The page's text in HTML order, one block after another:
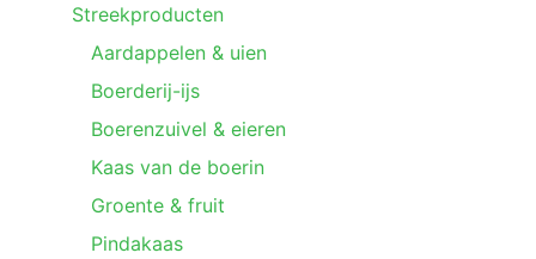
Streekproducten
Aardappelen & uien
Boerderij-ijs
Boerenzuivel & eieren
Kaas van de boerin
Groente & fruit
Pindakaas